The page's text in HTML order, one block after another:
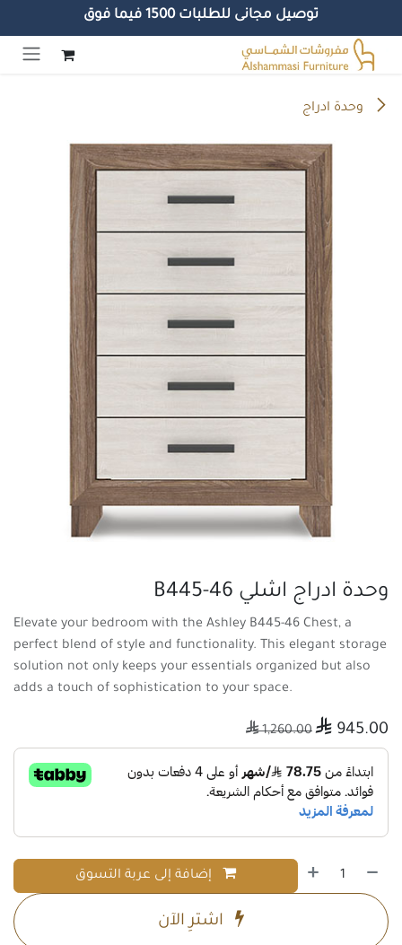
توصيل مجانى للطلبات 1500 فيما فوق
تخطي للذهاب إلى المحتوى
وحدة ادراج
وحدة ادراج اشلي B445-46
Elevate your bedroom with the Ashley B445-46 Chest, a
perfect blend of style and functionality. This elegant storage
solution not only keeps your essentials organized but also
adds a touch of sophistication to your space.
945.00
1,260.00

إضافة إلى عربة التسوق
اشترِ الآن